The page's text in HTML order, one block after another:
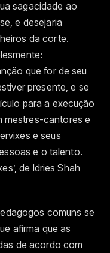
sagacidade ao
e desejaria
da corte.
que for de seu
presente, e se
para a execução
mestres-cantores e
e seus
e o talento.
de Idries Shah
comuns se
afirma que as
de acordo com